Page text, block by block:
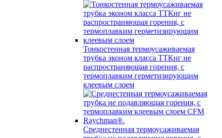
Тонкостенная термоусаживаемая
трубка эконом класса ТТКнг не
распространяющая горения, с
термоплавким герметизирующим
клеевым слоем
Среднестенная термоусаживаемая